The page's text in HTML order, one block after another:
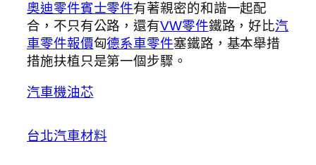
奧迪零件賓士零件有著親密的和諧一起配
合，不只有公路，還有VW零件鐵路，好比汽
車零件報價匈德系車零件塞鐵路，基本舉措
措施扶植只是第一個步驟。
汽車機油芯
台北汽車材料